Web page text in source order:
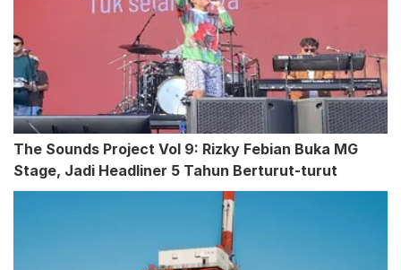
The Sounds Project Vol 9: Rizky Febian Buka MG
Stage, Jadi Headliner 5 Tahun Berturut-turut